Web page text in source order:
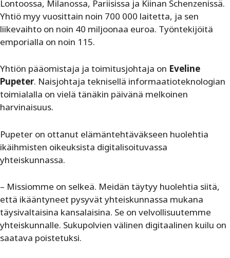
Lontoossa, Milanossa, Pariisissa ja Kiinan Schenzenissä.
Yhtiö myy vuosittain noin 700 000 laitetta, ja sen
liikevaihto on noin 40 miljoonaa euroa. Työntekijöitä
emporialla on noin 115.
Yhtiön pääomistaja ja toimitusjohtaja on Eveline
Pupeter. Naisjohtaja teknisellä informaatioteknologian
toimialalla on vielä tänäkin päivänä melkoinen
harvinaisuus.
Pupeter on ottanut elämäntehtäväkseen huolehtia
ikäihmisten oikeuksista digitalisoituvassa
yhteiskunnassa.
– Missiomme on selkeä. Meidän täytyy huolehtia siitä,
että ikääntyneet pysyvät yhteiskunnassa mukana
täysivaltaisina kansalaisina. Se on velvollisuutemme
yhteiskunnalle. Sukupolvien välinen digitaalinen kuilu on
saatava poistetuksi.